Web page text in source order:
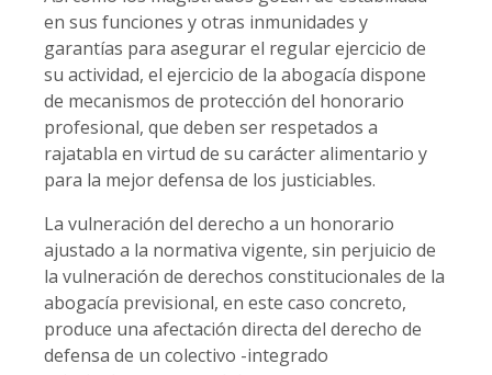
en sus funciones y otras inmunidades y
garantías para asegurar el regular ejercicio de
su actividad, el ejercicio de la abogacía dispone
de mecanismos de protección del honorario
profesional, que deben ser respetados a
rajatabla en virtud de su carácter alimentario y
para la mejor defensa de los justiciables.
La vulneración del derecho a un honorario
ajustado a la normativa vigente, sin perjuicio de
la vulneración de derechos constitucionales de la
abogacía previsional, en este caso concreto,
produce una afectación directa del derecho de
defensa de un colectivo -integrado